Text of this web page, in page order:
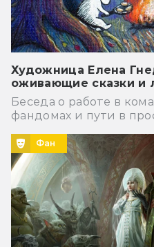
Художница Елена
оживающие сказки и
Беседа о работе в
фандомах и пути в
Фан